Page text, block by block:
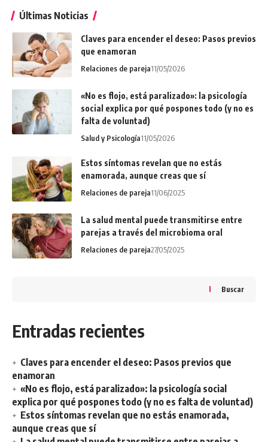
Últimas Noticias
Claves para encender el deseo: Pasos previos
que enamoran
Relaciones de pareja11/05/2026
«No es flojo, está paralizado»: la psicología
social explica por qué pospones todo (y no es
falta de voluntad)
Salud y Psicología11/05/2026
Estos síntomas revelan que no estás
enamorada, aunque creas que sí
Relaciones de pareja11/06/2025
La salud mental puede transmitirse entre
parejas a través del microbioma oral
Relaciones de pareja27/05/2025
Buscar
Entradas recientes
Claves para encender el deseo: Pasos previos que
enamoran
«No es flojo, está paralizado»: la psicología social
explica por qué pospones todo (y no es falta de voluntad)
Estos síntomas revelan que no estás enamorada,
aunque creas que sí